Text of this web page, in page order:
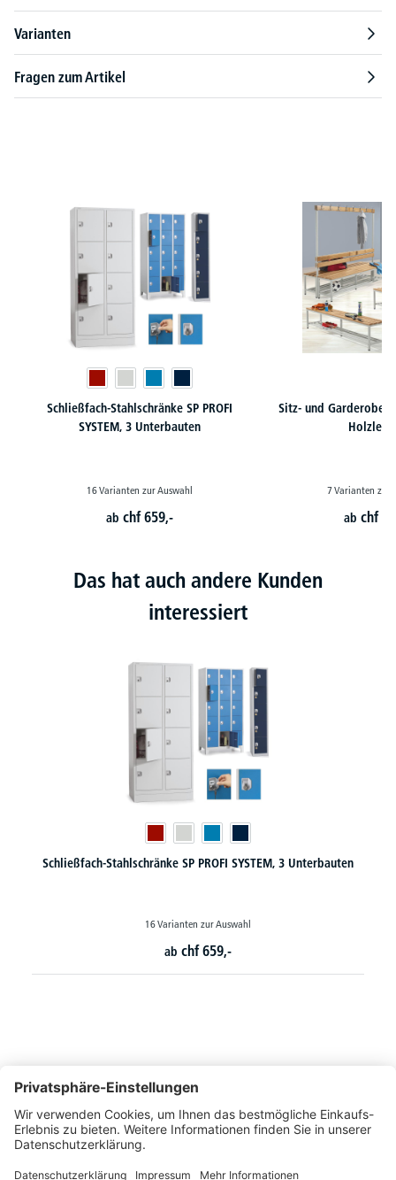
Varianten
Fragen zum Artikel
Schließfach-Stahlschränke SP PROFI
SYSTEM, 3 Unterbauten
16 Varianten zur Auswahl
abchf 659,-
Sitz- und
7 Varianten zur
abchf
Das hat auch andere Kunden
interessiert
SP PROFI SYSTEM, 3 Unterbauten
Montags bis Freitags von 08:30 - 17:00 Uhr
+41 44 240 / 11 55
+41 44 240 / 11 57
info@office-trade.ch